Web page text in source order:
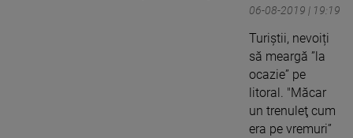
06-08-2019 | 19:19
Turiștii, nevoiți
să meargă ”la
ocazie” pe
litoral. "Măcar
un trenuleţ cum
era pe vremuri”